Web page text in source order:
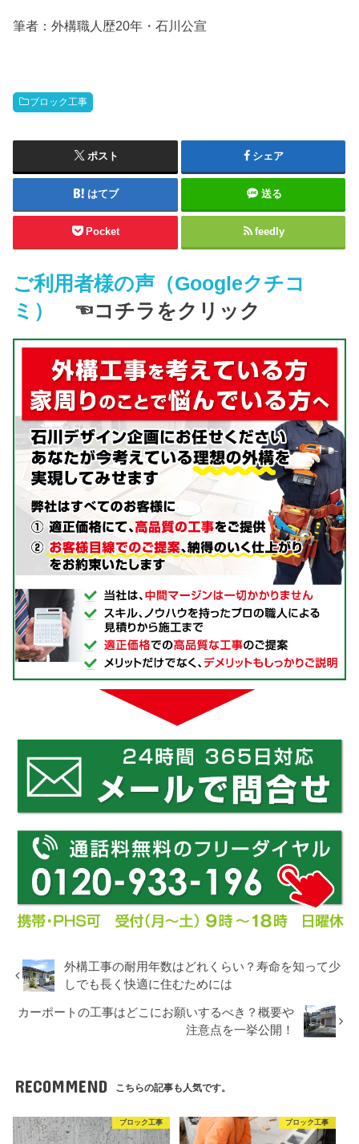
筆者：外構職人歴20年・石川公宣
ブロック工事
ポスト シェア
はてブ 送る
Pocket feedly
ご利用者様の声（Googleクチコ
ミ）
☜コチラをクリック
外構工事の耐用年数はどれくらい？寿命を知って少
しでも長く快適に住むためには
カーポートの工事はどこにお願いするべき？概要や
注意点を一挙公開！
RECOMMEND こちらの記事も人気です。
ブロック工事 ブロック工事